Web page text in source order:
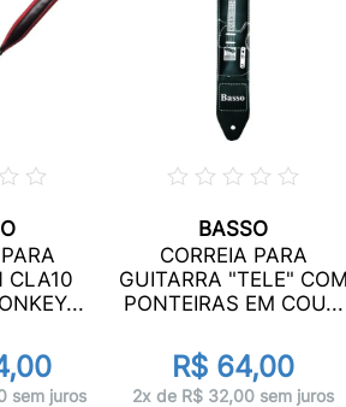
CLA10
sem juros
BASSO
CORREIA PARA
GUITARRA "TELE" COM
PONTEIRAS EM COU...
R$ 64,00
2x de R$ 32,00 sem juros